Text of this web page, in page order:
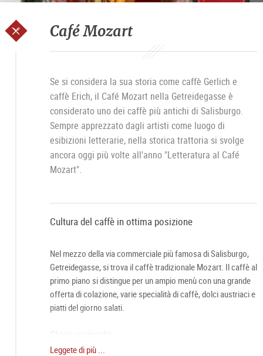
Café Mozart
Se si considera la sua storia come caffè Gerlich e
caffè Erich, il Café Mozart nella Getreidegasse è
considerato uno dei caffè più antichi di Salisburgo.
Sempre apprezzato dagli artisti come luogo di
esibizioni letterarie, nella storica trattoria si svolge
ancora oggi più volte all'anno "Letteratura al Café
Mozart".
Cultura del caffè in ottima posizione
Nel mezzo della via commerciale più famosa di Salisburgo,
Getreidegasse, si trova il caffè tradizionale Mozart. Il caffè al
primo piano si distingue per un ampio menù con una grande
offerta di colazione, varie specialità di caffè, dolci austriaci e
piatti del giorno salati.
Storia variegata
Leggete di più ...